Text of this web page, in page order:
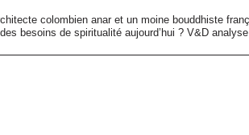
colombien anar et un moine bouddhiste
besoins de spiritualité aujourd’hui ? V&D